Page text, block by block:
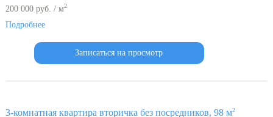
200 000 руб. / м2
Подробнее
Записаться на просмотр
3-комнатная квартира вторичка без посредников, 98 м2